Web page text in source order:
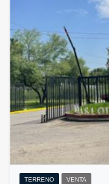
TERRENO VENTA